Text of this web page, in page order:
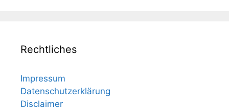
Rechtliches
Impressum
Datenschutzerklärung
Disclaimer